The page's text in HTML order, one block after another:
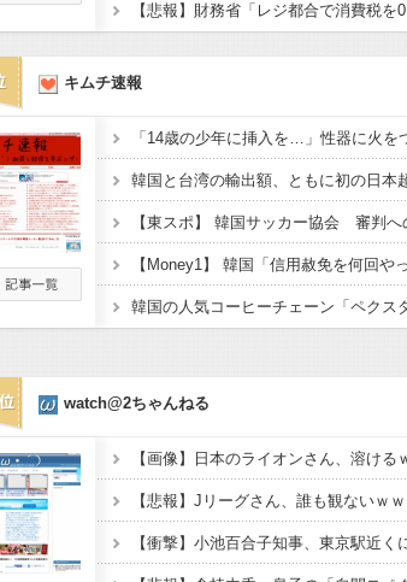
キムチ速報
watch@2ちゃんねる